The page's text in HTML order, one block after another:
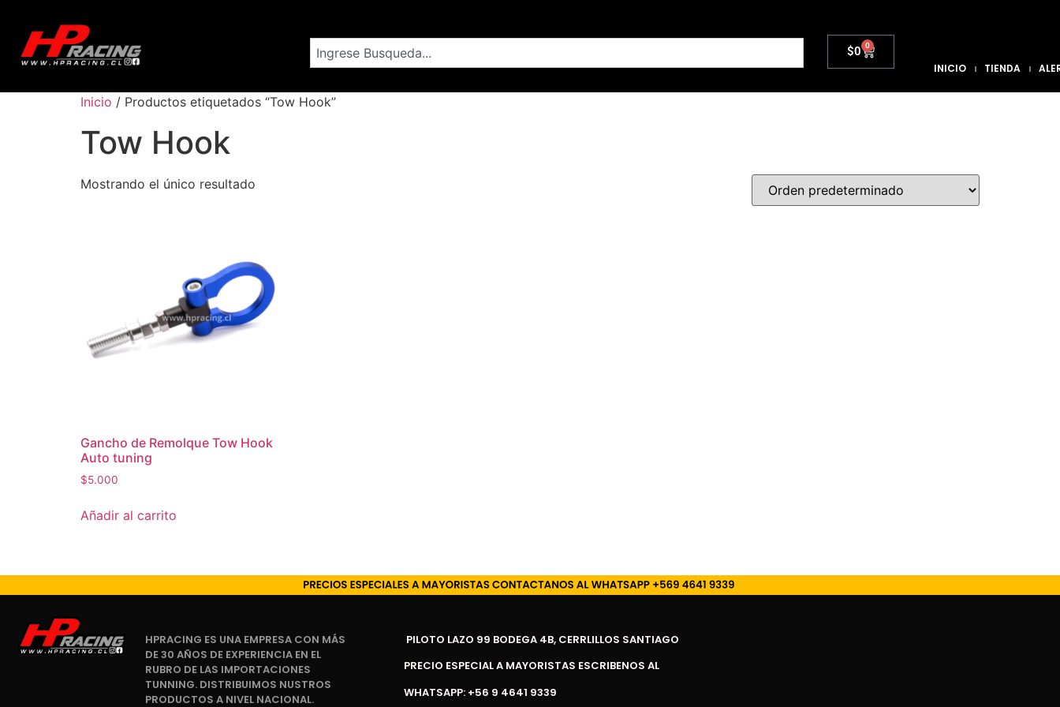
$0 0
INICIO TIENDA
Inicio / Productos etiquetados “Tow Hook”
Tow Hook
Mostrando el único resultado
Gancho de Remolque Tow Hook
Auto tuning
$5.000
Añadir al carrito
HPRACING ES UNA EMPRESA CON MÁS
DE 30 AÑOS DE EXPERIENCIA EN EL
RUBRO DE LAS IMPORTACIONES
TUNNING. DISTRIBUIMOS NUSTROS
PRODUCTOS A NIVEL NACIONAL.
PILOTO LAZO 99 BODEGA 4B, CERRLILLOS SANTIAGO
PRECIO ESPECIAL A MAYORISTAS ESCRIBENOS AL
WHATSAPP: +56 9 4641 9339